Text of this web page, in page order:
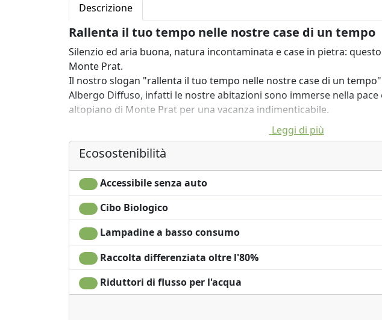
Descrizione
Rallenta il tuo tempo nelle nostre case di un tempo
Silenzio ed aria buona, natura incontaminata e case in pietra:
Monte Prat.
Il nostro slogan "rallenta il tuo tempo nelle nostre case di un
Albergo Diffuso, infatti le nostre abitazioni sono immerse nella
altopiano di Monte Prat per una vacanza indimenticabile.
Leggi di più
Ecosostenibilità
Accessibile senza auto
Cibo Biologico
Lampadine a basso consumo
Raccolta differenziata oltre l'80%
Riduttori di flusso per l'acqua